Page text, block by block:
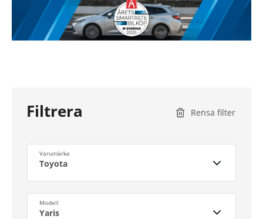
Filtrera Rensa filter
Varumärke
Toyota
Modell
Yaris